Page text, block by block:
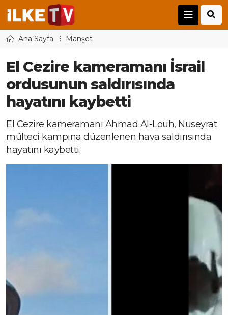
Ana Sayfa Manşet
El Cezire kameramanı İsrail
ordusunun saldırısında
hayatını kaybetti
El Cezire kameramanı Ahmad Al-Louh, Nuseyrat
mülteci kampına düzenlenen hava saldırısında
hayatını kaybetti.